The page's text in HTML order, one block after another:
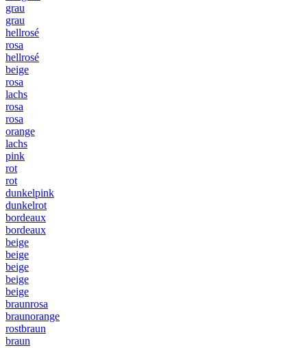
grau
grau
hellrosé
rosa
hellrosé
beige
rosa
lachs
rosa
rosa
orange
lachs
pink
rot
rot
dunkelpink
dunkelrot
bordeaux
bordeaux
beige
beige
beige
beige
beige
braunrosa
braunorange
rostbraun
braun